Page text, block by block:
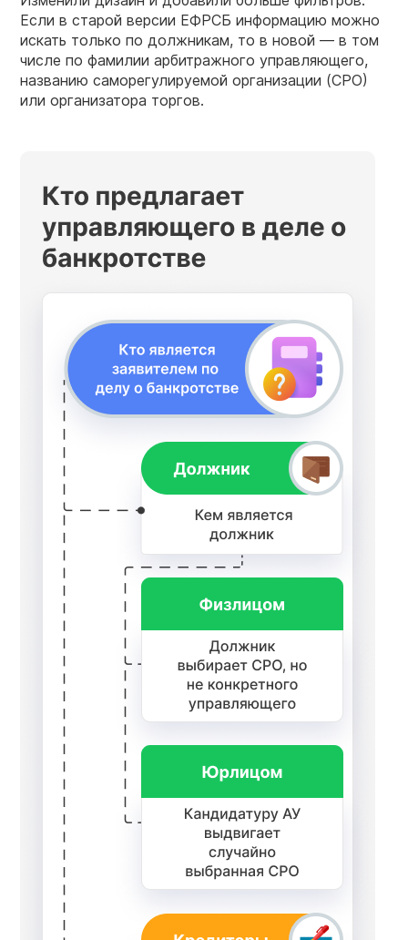
Если в старой версии ЕФРСБ информацию можно
искать только по должникам, то в новой — в том
числе по фамилии арбитражного управляющего,
названию саморегулируемой организации (СРО)
или организатора торгов.